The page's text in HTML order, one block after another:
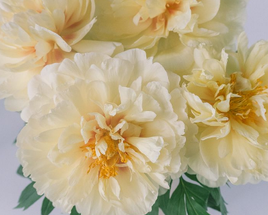
よくある質問
Q. 毎月自動でお花が届くサービスですか？
いいえ、毎月自動でお届けするサービスではありません。好きな時
に好きな花をご注文いただけます。
Q. 配送できないエリアはありますか？